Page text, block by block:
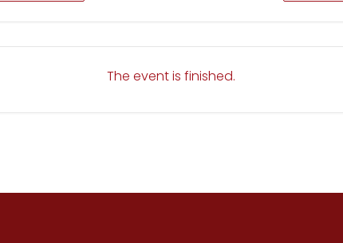
The event is finished.